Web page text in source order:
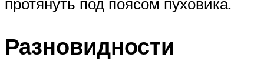
Разновидности